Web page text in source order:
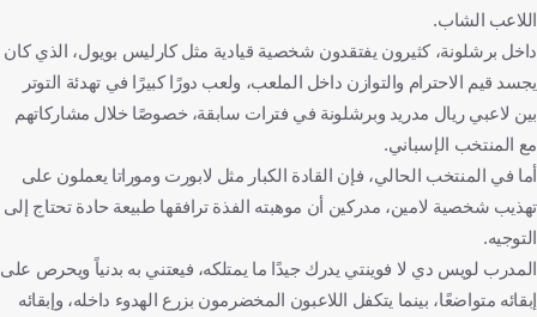
اللاعب الشاب.
داخل برشلونة، كثيرون يفتقدون شخصية قيادية مثل كارليس بويول، الذي كان
يجسد قيم الاحترام والتوازن داخل الملعب، ولعب دورًا كبيرًا في تهدئة التوتر
بين لاعبي ريال مدريد وبرشلونة في فترات سابقة، خصوصًا خلال مشاركاتهم
مع المنتخب الإسباني.
أما في المنتخب الحالي، فإن القادة الكبار مثل لابورت وموراتا يعملون على
تهذيب شخصية لامين، مدركين أن موهبته الفذة ترافقها طبيعة حادة تحتاج إلى
التوجيه.
المدرب لويس دي لا فوينتي يدرك جيدًا ما يمتلكه، فيعتني به بدنياً ويحرص على
إبقائه متواضعًا، بينما يتكفل اللاعبون المخضرمون بزرع الهدوء داخله، وإبقائه